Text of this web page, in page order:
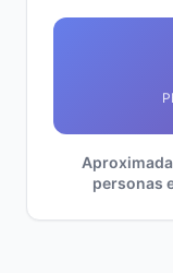
personas